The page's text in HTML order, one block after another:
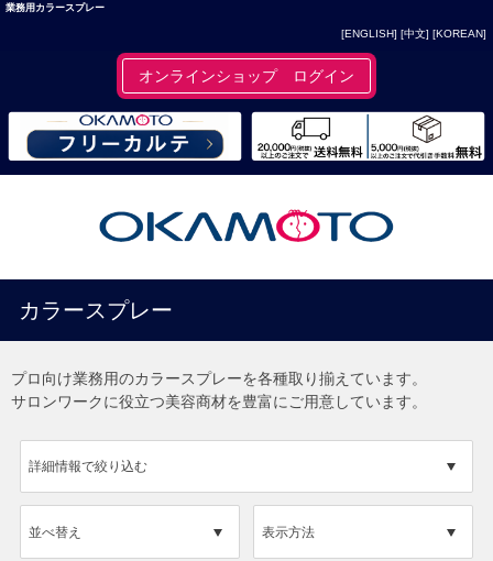
業務用カラースプレー
[ENGLISH] [中文] [KOREAN]
オンラインショップ ログイン
カラースプレー
プロ向け業務用のカラースプレーを各種取り揃えています。
サロンワークに役立つ美容商材を豊富にご用意しています。
詳細情報で絞り込む
表示方法
並べ替え